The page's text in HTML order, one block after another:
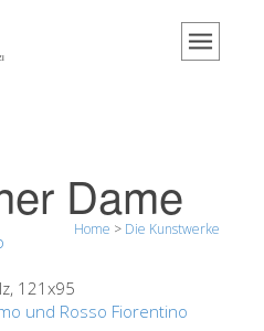
& Ausstellungen
Dame
Home > Die Kunstwerke
121x95
und Rosso Fiorentino